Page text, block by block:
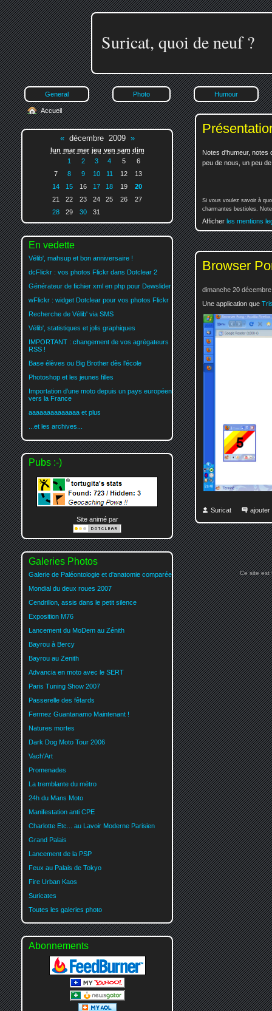
Suricat, quoi de neuf ?
General Photo Humour
Notes d'humeur, notes
peu de nous, un peu
Si vous voulez savoir à
charmantes bestioles.
Afficher les mentions
Browser
dimanche 20
Une application que
Suricat ajouter
Accueil
«décembre 2009 »
lun mar mer jeu ven sam dim
1
2 3 4 5
6
7
8 9 10 11 12
13
14
15 16 17 18 19
20
21
22 23 24 25 26
27
28
29 30 31
En vedette
Vélib', mahsup et bon anniversaire !
dcFlickr : vos photos Flickr dans Dotclear 2
Générateur de fichier xml en php pour Dewslider
wFlickr : widget Dotclear pour vos photos Flickr
Recherche de Vélib' via SMS
Vélib', statistiques et jolis graphiques
IMPORTANT : changement de vos agrégateurs
RSS !
Base élèves ou Big Brother dès l'école
Photoshop et les jeunes filles
Importation d'une moto depuis un pays européen
vers la France
aaaaaaaaaaaaaa et plus
...et les archives...
Pubs :-)
Site animé par
Galeries Photos
Galerie de Paléontologie et d'anatomie comparée
Mondial du deux roues 2007
Cendrillon, assis dans le petit silence
Exposition M76
Lancement du MoDem au Zénith
Bayrou à Bercy
Bayrou au Zenith
Advancia en moto avec le SERT
Paris Tuning Show 2007
Passerelle des fêtards
Fermez Guantanamo Maintenant !
Natures mortes
Dark Dog Moto Tour 2006
Vach'Art
Promenades
La tremblante du métro
24h du Mans Moto
Manifestation anti CPE
Charlotte Etc... au Lavoir Moderne Parisien
Grand Palais
Lancement de la PSP
Feux au Palais de Tokyo
Fire Urban Kaos
Suricates
Toutes les galeries photo
Abonnements
Ce site est